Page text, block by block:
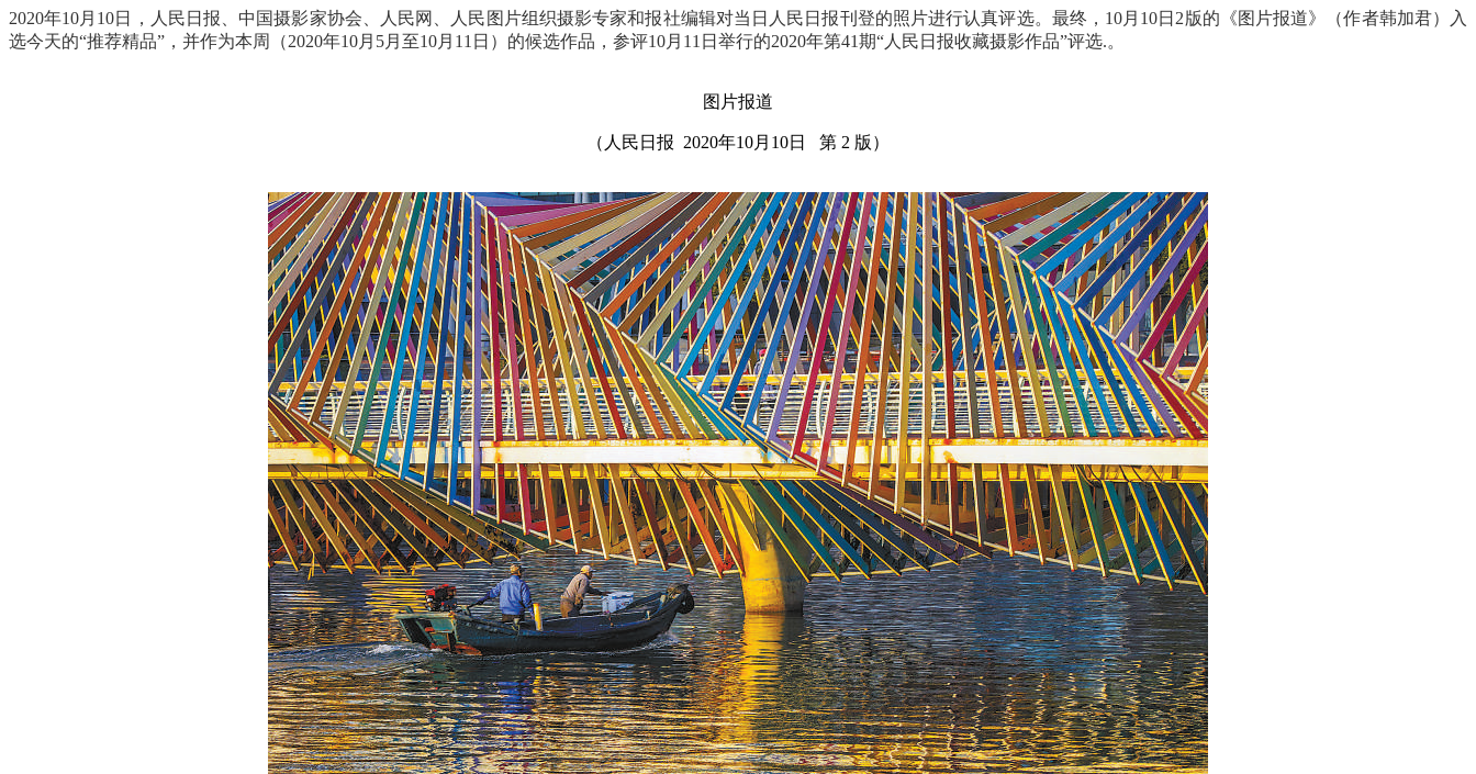
2020年10月10日，人民日报、中国摄影家协会、人民网、人民图片组织摄影专家和报社编辑对当日人民日报刊登的照片进行认真评选。最终，10月10日2版的《图片报道》（作者韩加君）入
选今天的“推荐精品”，并作为本周（2020年10月5月至10月11日）的候选作品，参评10月11日举行的2020年第41期“人民日报收藏摄影作品”评选.。
图片报道
（人民日报 2020年10月10日 第 2 版）